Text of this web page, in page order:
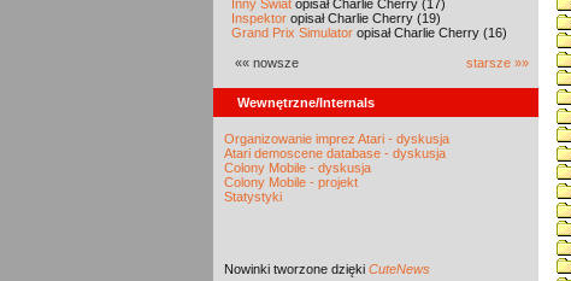
Inny Świat opisał Charlie Cherry (17)
Inspektor opisał Charlie Cherry (19)
Grand Prix Simulator opisał Charlie Cherry (16)
«« nowsze starsze »»
Wewnętrzne/Internals
Organizowanie imprez Atari - dyskusja
Atari demoscene database - dyskusja
Colony Mobile - dyskusja
Colony Mobile - projekt
Statystyki
Nowinki tworzone dzięki CuteNews